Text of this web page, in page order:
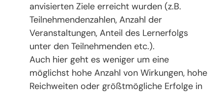
anvisierten Ziele erreicht wurden (z.B.
Teilnehmendenzahlen, Anzahl der
Veranstaltungen, Anteil des Lernerfolgs
unter den Teilnehmenden etc.).
Auch hier geht es weniger um eine
möglichst hohe Anzahl von Wirkungen, hohe
Reichweiten oder größtmögliche Erfolge in